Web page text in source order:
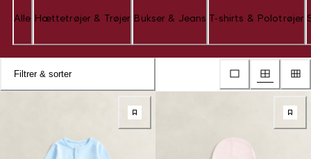
Alle Hættetrøjer & Trøjer Bukser & Jeans T-shirts & Polotrøjer
Filtrer & sorter